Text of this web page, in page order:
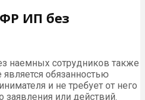
ИП без
наемных сотрудников также
обязанностью
и не требует от него
заявления или действий.